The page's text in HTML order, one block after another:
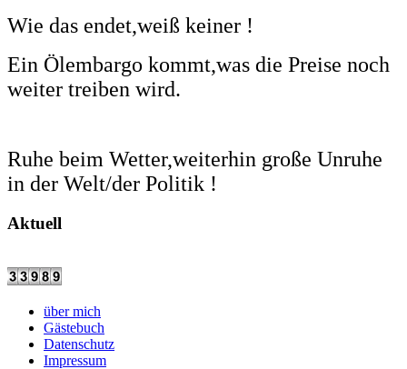
Wie das endet,weiß keiner !
Ein Ölembargo kommt,was die Preise noch
weiter treiben wird.
Ruhe beim Wetter,weiterhin große Unruhe
in der Welt/der Politik !
Aktuell
über mich
Gästebuch
Datenschutz
Impressum